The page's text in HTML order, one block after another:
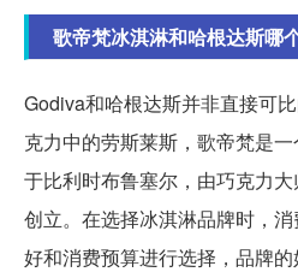
歌帝梵冰淇淋和哈根达斯哪
Godiva和哈根达斯并非直接可
克力中的劳斯莱斯，歌帝梵是
于比利时布鲁塞尔，由巧克力
创立。在选择冰淇淋品牌时，
好和消费预算进行选择，品牌